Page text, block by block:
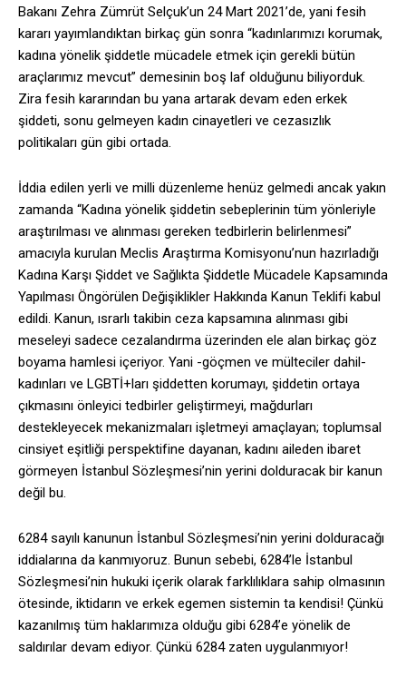
Bakanı Zehra Zümrüt Selçuk’un 24 Mart 2021’de, yani fesih
kararı yayımlandıktan birkaç gün sonra “kadınlarımızı korumak,
kadına yönelik şiddetle mücadele etmek için gerekli bütün
araçlarımız mevcut” demesinin boş laf olduğunu biliyorduk.
Zira fesih kararından bu yana artarak devam eden erkek
şiddeti, sonu gelmeyen kadın cinayetleri ve cezasızlık
politikaları gün gibi ortada.
İddia edilen yerli ve milli düzenleme henüz gelmedi ancak yakın
zamanda “Kadına yönelik şiddetin sebeplerinin tüm yönleriyle
araştırılması ve alınması gereken tedbirlerin belirlenmesi”
amacıyla kurulan Meclis Araştırma Komisyonu’nun hazırladığı
Kadına Karşı Şiddet ve Sağlıkta Şiddetle Mücadele Kapsamında
Yapılması Öngörülen Değişiklikler Hakkında Kanun Teklifi kabul
edildi. Kanun, ısrarlı takibin ceza kapsamına alınması gibi
meseleyi sadece cezalandırma üzerinden ele alan birkaç göz
boyama hamlesi içeriyor. Yani -göçmen ve mülteciler dahil-
kadınları ve LGBTİ+ları şiddetten korumayı, şiddetin ortaya
çıkmasını önleyici tedbirler geliştirmeyi, mağdurları
destekleyecek mekanizmaları işletmeyi amaçlayan; toplumsal
cinsiyet eşitliği perspektifine dayanan, kadını aileden ibaret
görmeyen İstanbul Sözleşmesi’nin yerini dolduracak bir kanun
değil bu.
6284 sayılı kanunun İstanbul Sözleşmesi’nin yerini dolduracağı
iddialarına da kanmıyoruz. Bunun sebebi, 6284’le İstanbul
Sözleşmesi’nin hukuki içerik olarak farklılıklara sahip olmasının
ötesinde, iktidarın ve erkek egemen sistemin ta kendisi! Çünkü
kazanılmış tüm haklarımıza olduğu gibi 6284’e yönelik de
saldırılar devam ediyor. Çünkü 6284 zaten uygulanmıyor!